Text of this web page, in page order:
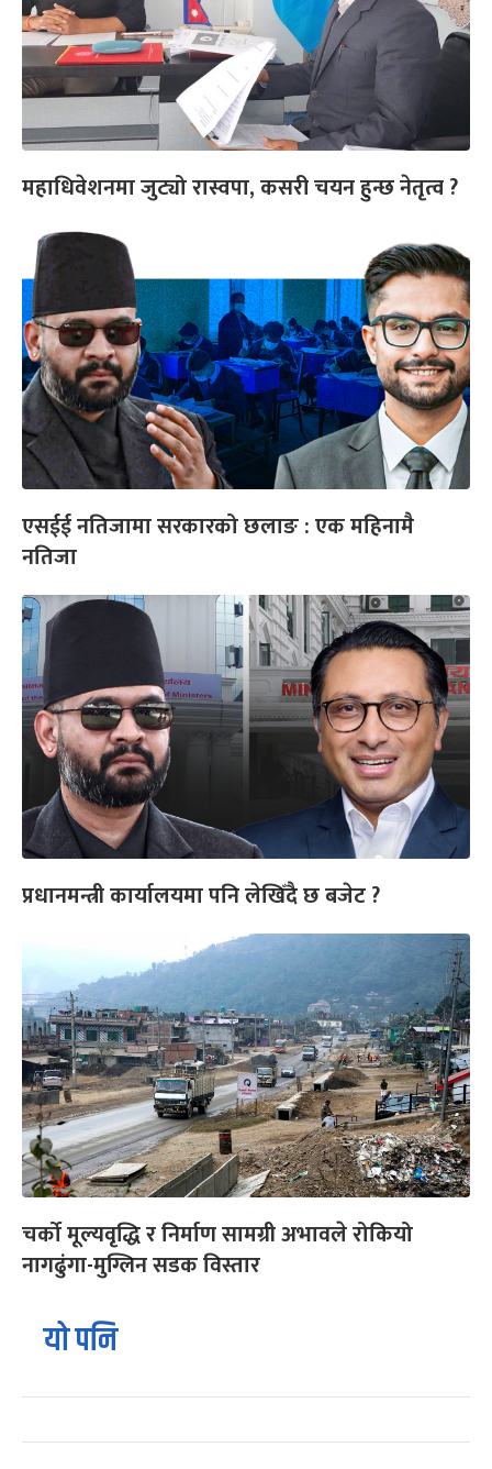
महाधिवेशनमा जुट्यो रास्वपा, कसरी चयन हुन्छ नेतृत्व ?
एसईई नतिजामा सरकारको छलाङ : एक महिनामै
नतिजा
प्रधानमन्त्री कार्यालयमा पनि लेखिँदै छ बजेट ?
चर्को मूल्यवृद्धि र निर्माण सामग्री अभावले रोकियो
नागढुंगा-मुग्लिन सडक विस्तार
यो पनि